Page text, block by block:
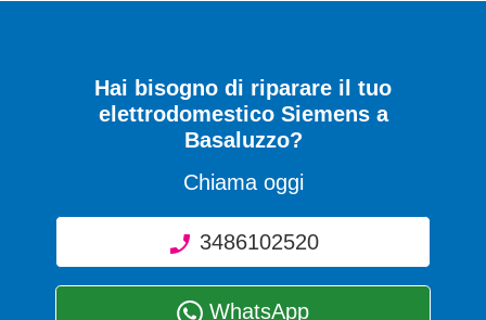
Hai bisogno di riparare il tuo
elettrodomestico Siemens a
Basaluzzo?
Chiama oggi
3486102520
WhatsApp